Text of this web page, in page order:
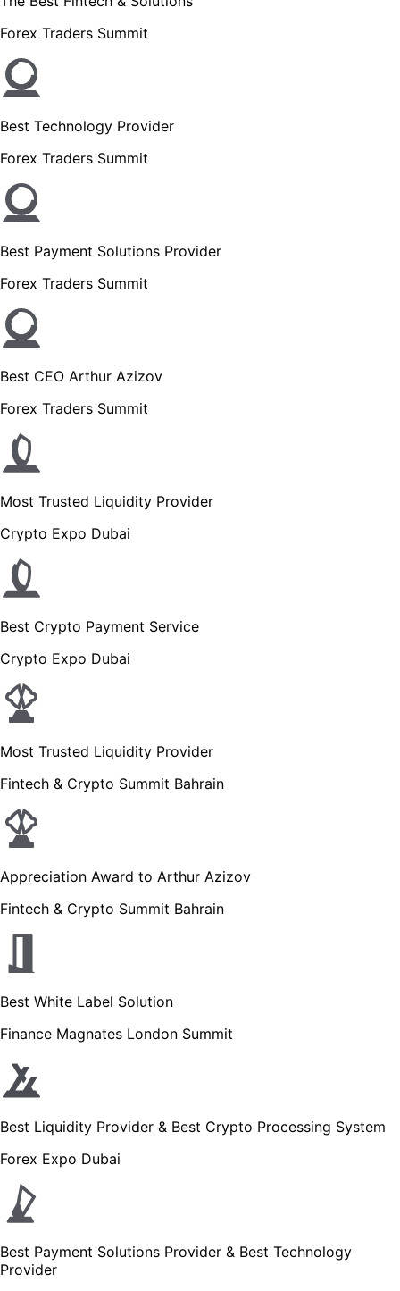
Forex Traders Summit
Best Technology Provider
Forex Traders Summit
Best Payment Solutions Provider
Forex Traders Summit
Best CEO Arthur Azizov
Forex Traders Summit
Most Trusted Liquidity Provider
Crypto Expo Dubai
Best Crypto Payment Service
Crypto Expo Dubai
Most Trusted Liquidity Provider
Fintech & Crypto Summit Bahrain
Appreciation Award to Arthur Azizov
Fintech & Crypto Summit Bahrain
Best White Label Solution
Finance Magnates London Summit
Best Liquidity Provider & Best Crypto Processing System
Forex Expo Dubai
Best Payment Solutions Provider & Best Technology
Provider